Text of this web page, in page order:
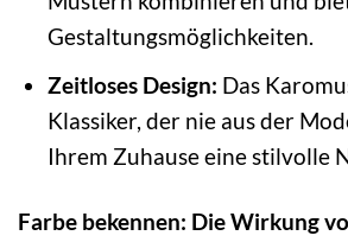
Gestaltungsmöglichkeiten.
Zeitloses Design: Das
Klassiker, der nie aus der
Ihrem Zuhause eine stilvolle
Farbe bekennen: Die Wirkung